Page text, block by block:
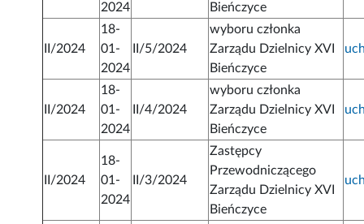
2024
Bieńczyce
II/2024
18-
01-
2024
II/5/2024
wyboru członka
Zarządu Dzielnicy XVI
Bieńczyce
II/2024
18-
01-
2024
II/4/2024
wyboru członka
Zarządu Dzielnicy XVI
Bieńczyce
II/2024
18-
01-
2024
II/3/2024
Zastępcy
Przewodniczącego
Zarządu Dzielnicy XVI
Bieńczyce